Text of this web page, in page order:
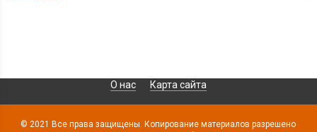
О нас Карта сайта
© 2021 Все права защищены. Копирование материалов разрешено